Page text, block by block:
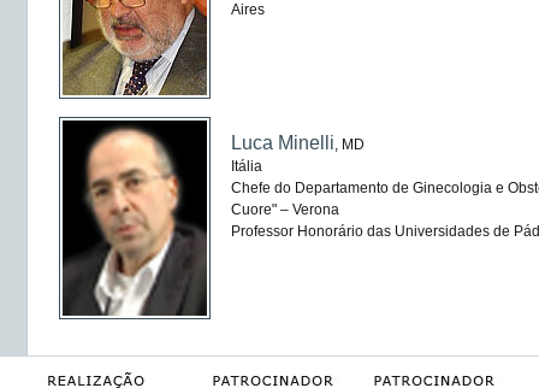
Aires
Luca Minelli, MD
Itália
Chefe do Departamento de Ginecologia e
Cuore" – Verona
Professor Honorário das Universidades de